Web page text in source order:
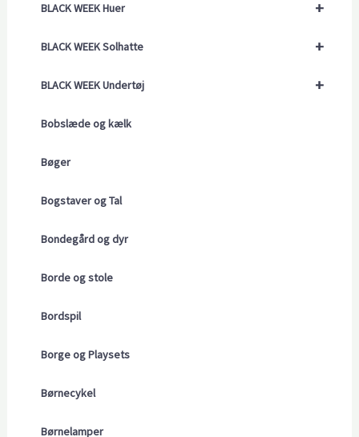
+
BLACK WEEK Huer
+
BLACK WEEK Solhatte
+
BLACK WEEK Undertøj
Bobslæde og kælk
Bøger
Bogstaver og Tal
Bondegård og dyr
Borde og stole
Bordspil
Borge og Playsets
Børnecykel
Børnelamper